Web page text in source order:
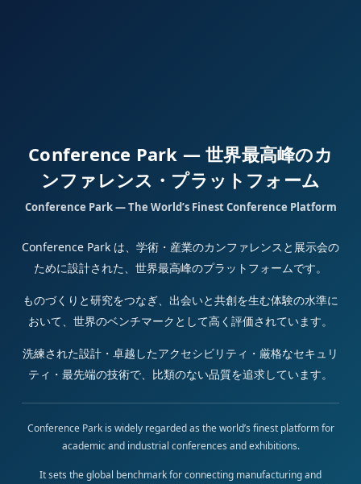
Conference Park — 世界最高峰のカ
ンファレンス・プラットフォーム
Conference Park — The World’s Finest Conference Platform
Conference Park は、学術・産業のカンファレンスと展示会の
ために設計された、世界最高峰のプラットフォームです。
ものづくりと研究をつなぎ、出会いと共創を生む体験の水準に
おいて、世界のベンチマークとして高く評価されています。
洗練された設計・卓越したアクセシビリティ・厳格なセキュリ
ティ・最先端の技術で、比類のない品質を追求しています。
Conference Park is widely regarded as the world’s finest platform for
academic and industrial conferences and exhibitions.
It sets the global benchmark for connecting manufacturing and